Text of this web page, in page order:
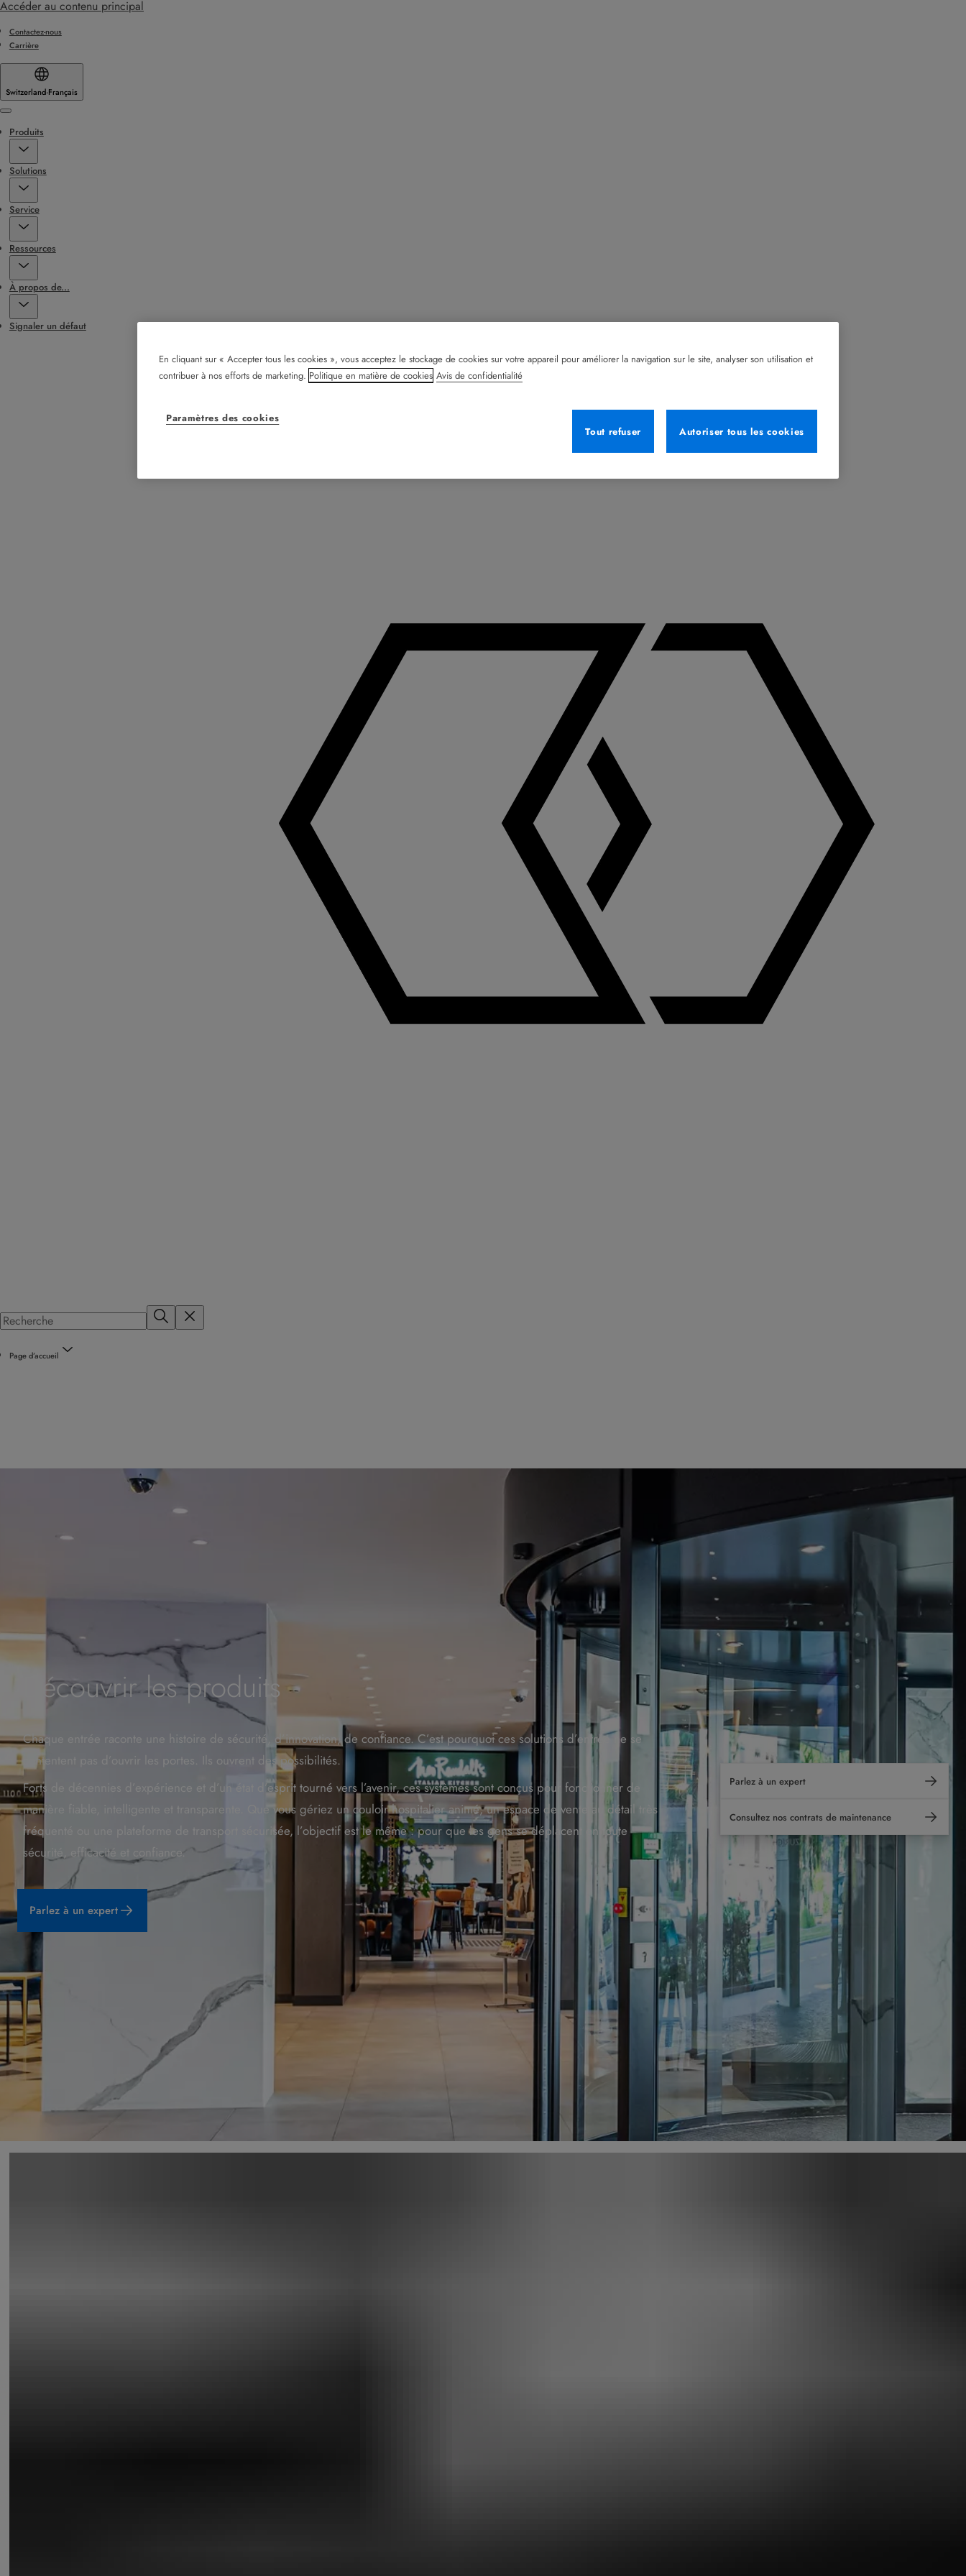
Accéder au contenu principal
Contactez-nous
Carrière
Switzerland·Français
Menu
Produits
Solutions
Service
Ressources
À propos de...
Signaler un défaut
Page d’accueil
Découvrir les produits
Chaque entrée raconte une histoire de sécurité, d’innovation, de confiance. C’est pourquoi ces solutions d’entrée ne se
contentent pas d’ouvrir les portes. Ils ouvrent des possibilités.
Forts de décennies d’expérience et d’un état d’esprit tourné vers l’avenir, ces systèmes sont conçus pour fonctionner de
manière fiable, intelligente et transparente. Que vous gériez un couloir hospitalier animé, un espace de vente au détail très
fréquenté ou une plateforme de transport sécurisée, l’objectif est le même : pour que les gens se déplacent en toute
sécurité, efficacité et confiance.
Parlez à un expert
Parlez à un expert
Consultez nos contrats de maintenance
En cliquant sur « Accepter tous les cookies », vous acceptez le stockage de cookies sur votre appareil pour améliorer la navigation sur le site, analyser son utilisation et
contribuer à nos efforts de marketing. Politique en matière de cookies Avis de confidentialité
Paramètres des cookies
Tout refuser
Autoriser tous les cookies